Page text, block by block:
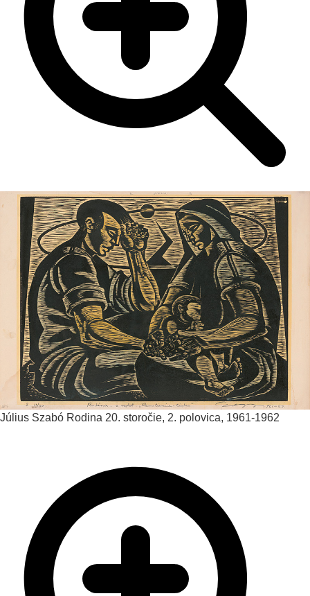
Július Szabó Rodina 20. storočie, 2. polovica, 1961-1962